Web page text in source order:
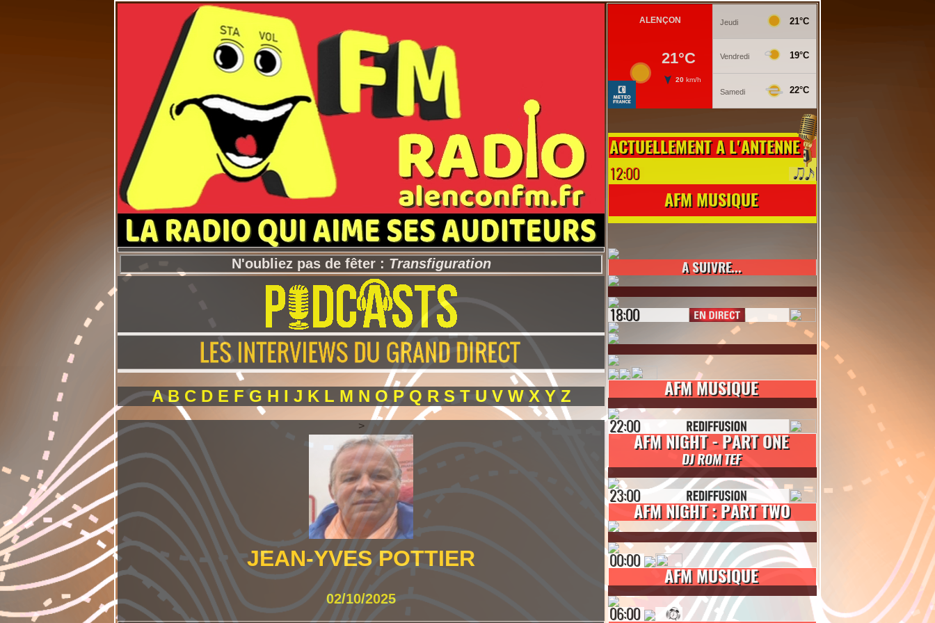
AB C D E F G H I J K L M N O P Q R S T U V W X Y Z
>
JEAN-YVES POTTIER
02/10/2025